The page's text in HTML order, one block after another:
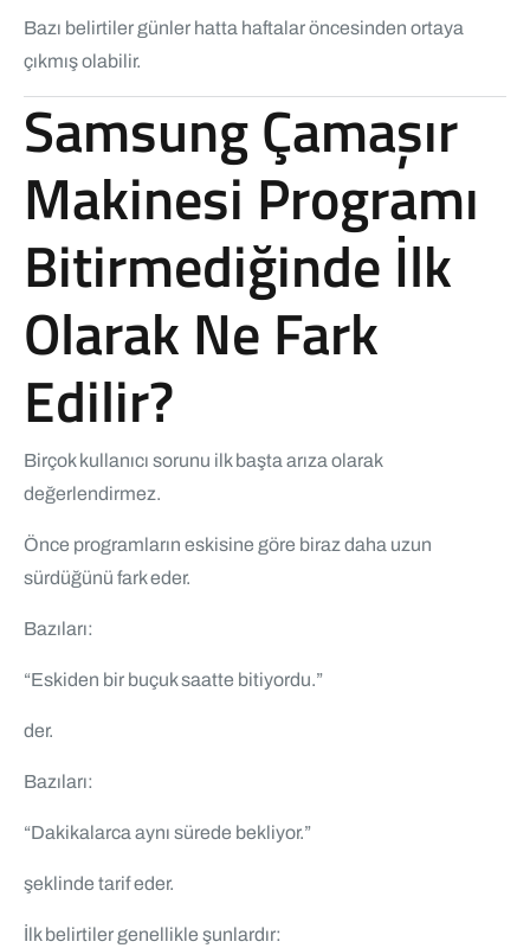
Bazı belirtiler günler hatta haftalar öncesinden ortaya
çıkmış olabilir.
Samsung Çamaşır
Makinesi Programı
Bitirmediğinde İlk
Olarak Ne Fark
Edilir?
Birçok kullanıcı sorunu ilk başta arıza olarak
değerlendirmez.
Önce programların eskisine göre biraz daha uzun
sürdüğünü fark eder.
Bazıları:
“Eskiden bir buçuk saatte bitiyordu.”
der.
Bazıları:
“Dakikalarca aynı sürede bekliyor.”
şeklinde tarif eder.
İlk belirtiler genellikle şunlardır: